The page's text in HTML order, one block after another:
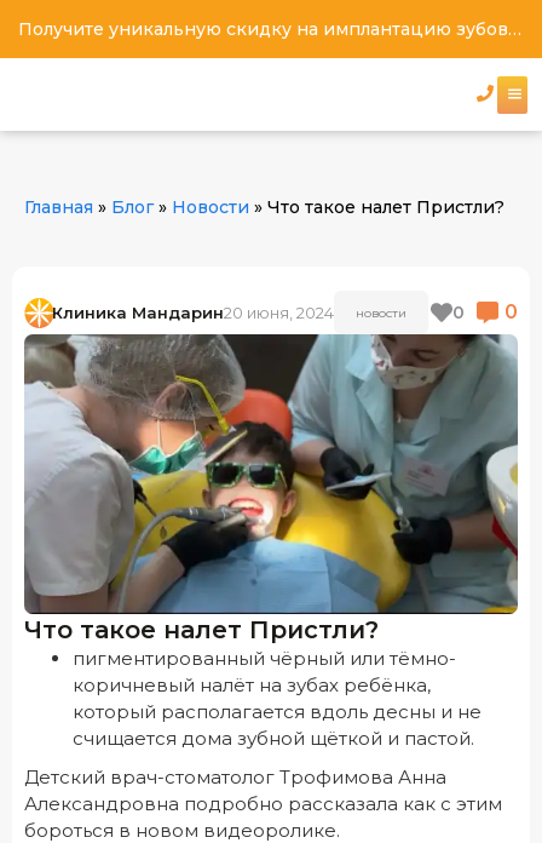
Получите уникальную скидку на имплантацию зубов под ключ
Главная » Блог» Новости » Что такое налет Пристли?
Клиника Мандарин20 июня, 2024 НОВОСТИ 0 0
Что такое налет Пристли?
пигментированный чёрный или тёмно-
коричневый налёт на зубах ребёнка,
который располагается вдоль десны и не
счищается дома зубной щёткой и пастой.
Детский врач-стоматолог Трофимова Анна
Александровна подробно рассказала как с этим
бороться в новом видеоролике.